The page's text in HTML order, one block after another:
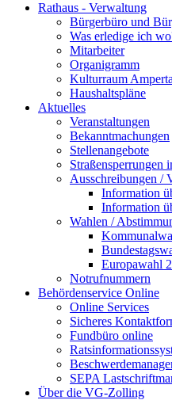
Rathaus - Verwaltung
Bürgerbüro und
Was erledige ich
Mitarbeiter
Organigramm
Kulturraum
Haushaltspläne
Aktuelles
Veranstaltungen
Bekanntmachungen
Stellenangebote
Straßensperrungen
Ausschreibungen /
Information
Information
Wahlen /
Europawahl
Notrufnummern
Behördenservice Online
Online Services
Sicheres
Fundbüro online
SEPA
Über die VG-Zolling